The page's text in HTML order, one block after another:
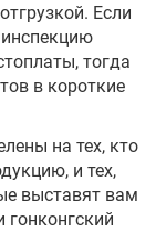
Если
тогда
в короткие
на тех, кто
и тех,
выставят вам
гонконгский